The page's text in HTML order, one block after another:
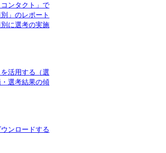
コンタクト」で
」のレポート
に選考の実施
活用する（選
選考結果の傾
ンロードする